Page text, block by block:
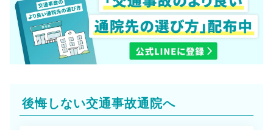
後悔しない交通事故通院へ